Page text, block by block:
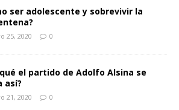
ser adolescente y sobrevivir la
25, 2020 0
el partido de Adolfo Alsina se
así?
21, 2020 0